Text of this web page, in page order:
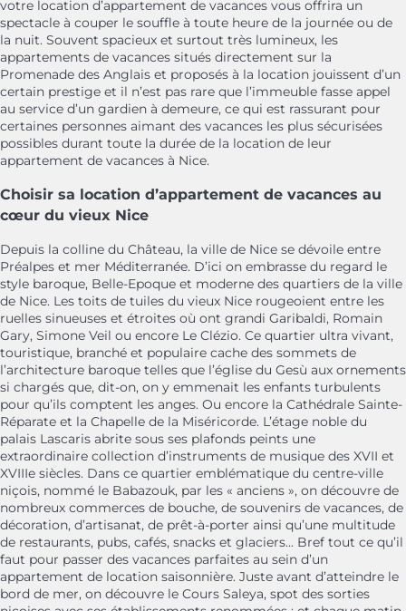
votre location d’appartement de vacances vous offrira un
spectacle à couper le souffle à toute heure de la journée ou de
la nuit. Souvent spacieux et surtout très lumineux, les
appartements de vacances situés directement sur la
Promenade des Anglais et proposés à la location jouissent d’un
certain prestige et il n’est pas rare que l’immeuble fasse appel
au service d’un gardien à demeure, ce qui est rassurant pour
certaines personnes aimant des vacances les plus sécurisées
possibles durant toute la durée de la location de leur
appartement de vacances à Nice.
Choisir sa location d’appartement de vacances au
cœur du vieux Nice
Depuis la colline du Château, la ville de Nice se dévoile entre
Préalpes et mer Méditerranée. D’ici on embrasse du regard le
style baroque, Belle-Epoque et moderne des quartiers de la ville
de Nice. Les toits de tuiles du vieux Nice rougeoient entre les
ruelles sinueuses et étroites où ont grandi Garibaldi, Romain
Gary, Simone Veil ou encore Le Clézio. Ce quartier ultra vivant,
touristique, branché et populaire cache des sommets de
l’architecture baroque telles que l’église du Gesù aux ornements
si chargés que, dit-on, on y emmenait les enfants turbulents
pour qu’ils comptent les anges. Ou encore la Cathédrale Sainte-
Réparate et la Chapelle de la Miséricorde. L’étage noble du
palais Lascaris abrite sous ses plafonds peints une
extraordinaire collection d’instruments de musique des XVII et
XVIIIe siècles. Dans ce quartier emblématique du centre-ville
niçois, nommé le Babazouk, par les « anciens », on découvre de
nombreux commerces de bouche, de souvenirs de vacances, de
décoration, d’artisanat, de prêt-à-porter ainsi qu’une multitude
de restaurants, pubs, cafés, snacks et glaciers... Bref tout ce qu’il
faut pour passer des vacances parfaites au sein d’un
appartement de location saisonnière. Juste avant d’atteindre le
bord de mer, on découvre le Cours Saleya, spot des sorties